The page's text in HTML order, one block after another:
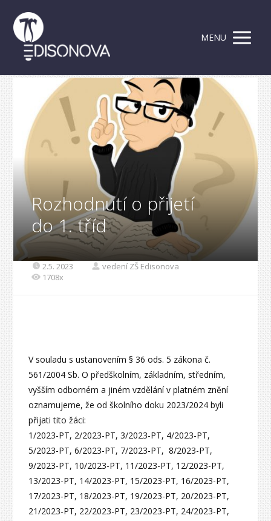
MENU
Rozhodnutí o přijetí
do 1. tříd
2.5. 2023
vedení ZŠ Edisonova
1708x
V souladu s ustanovením § 36 ods. 5 zákona č.
561/2004 Sb. O předškolním, základním, středním,
vyšším odborném a jiném vzdělání v platném znění
oznamujeme, že od školního doku 2023/2024 byli
přijati tito žáci:
1/2023-PT, 2/2023-PT, 3/2023-PT, 4/2023-PT,
5/2023-PT, 6/2023-PT, 7/2023-PT, 8/2023-PT,
9/2023-PT, 10/2023-PT, 11/2023-PT, 12/2023-PT,
13/2023-PT, 14/2023-PT, 15/2023-PT, 16/2023-PT,
17/2023-PT, 18/2023-PT, 19/2023-PT, 20/2023-PT,
21/2023-PT, 22/2023-PT, 23/2023-PT, 24/2023-PT,